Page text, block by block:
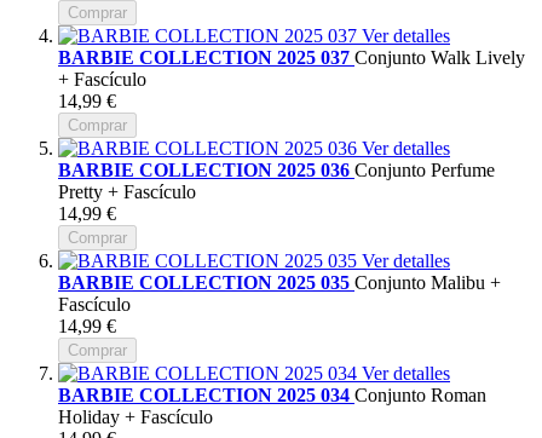
Comprar
Ver detalles
BARBIE COLLECTION 2025 037 Conjunto Walk Lively
+ Fascículo
14,99 €
Comprar
Ver detalles
BARBIE COLLECTION 2025 036 Conjunto Perfume
Pretty + Fascículo
14,99 €
Comprar
Ver detalles
BARBIE COLLECTION 2025 035 Conjunto Malibu +
Fascículo
14,99 €
Comprar
Ver detalles
BARBIE COLLECTION 2025 034 Conjunto Roman
Holiday + Fascículo